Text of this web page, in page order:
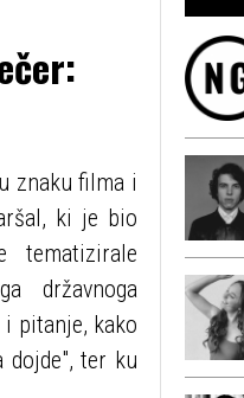
znaku filma i
ki je bio
državnoga
pitanje, kako
dojde", ter ku